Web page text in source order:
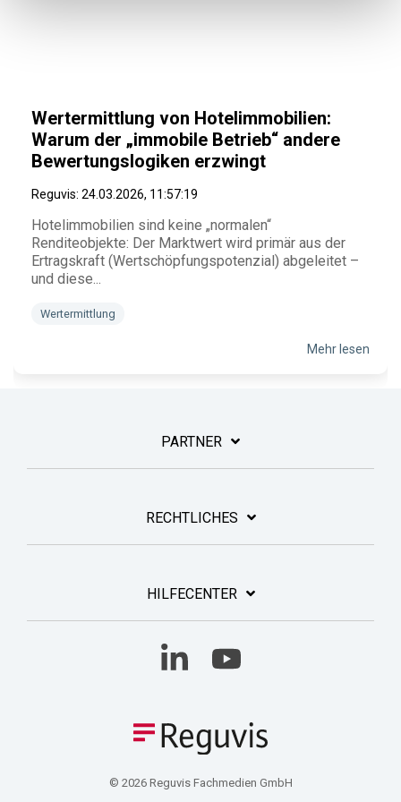
Wertermittlung von Hotelimmobilien:
Warum der „immobile Betrieb“ andere
Bewertungslogiken erzwingt
Reguvis: 24.03.2026, 11:57:19
Hotelimmobilien sind keine „normalen“
Renditeobjekte: Der Marktwert wird primär aus der
Ertragskraft (Wertschöpfungspotenzial) abgeleitet –
und diese...
Wertermittlung
Mehr lesen
PARTNER
RECHTLICHES
HILFECENTER
© 2026 Reguvis Fachmedien GmbH
Linkedin